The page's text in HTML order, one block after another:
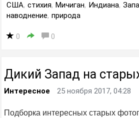
США, стихия, Мичиган, Индиана,
наводнение, природа
0 0
Дикий Запад на
Интересное 25 ноября 2017, 04:28
Подборка интересных старых